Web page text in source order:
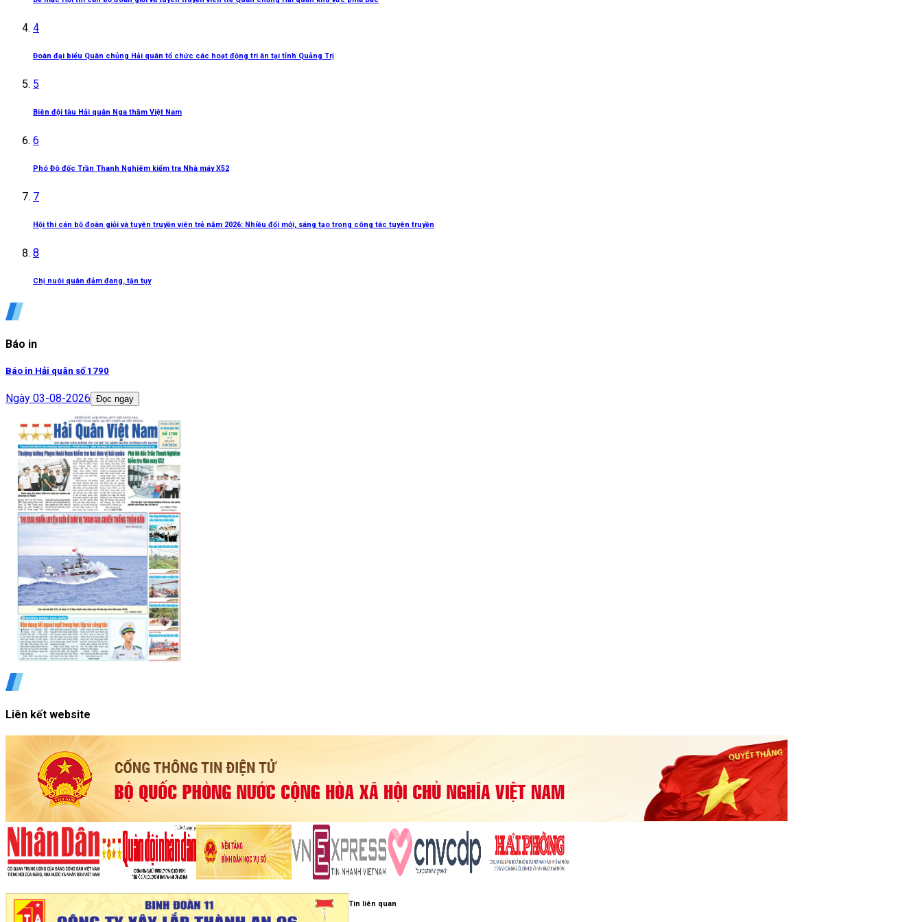
4
Đoàn đại biểu Quân chủng Hải quân tổ chức các hoạt động tri ân tại tỉnh Quảng Trị
5
Biên đội tàu Hải quân Nga thăm Việt Nam
6
Phó Đô đốc Trần Thanh Nghiêm kiểm tra Nhà máy X52
7
Hội thi cán bộ đoàn giỏi và tuyên truyền viên trẻ năm 2026: Nhiều đổi mới, sáng tạo trong công tác tuyên truyền
8
Chị nuôi quân đảm đang, tận tụy
Báo in
Báo in Hải quân số 1790
Ngày 03-08-2026 Đọc ngay
Liên kết website
Tin liên quan